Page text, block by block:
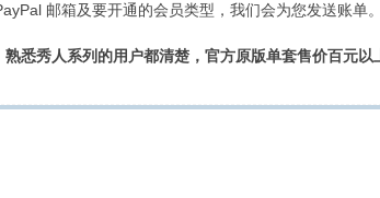
邮箱及要开通的会员类型，我们会为您发送账单。
悉秀人系列的用户都清楚，官方原版单套售价百元